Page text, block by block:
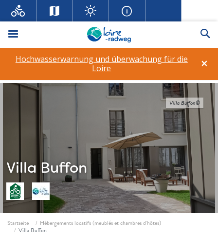
Menü
×
Hochwasserwarnung und überwachung für die
Loire
Villa Buffon
Villa Buffon©
Fil d'ariane
Startseite
Hébergements locatifs (meublés et chambres d'hôtes)
Villa Buffon